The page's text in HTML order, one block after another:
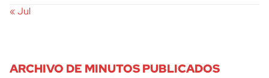
« Jul
ARCHIVO DE MINUTOS PUBLICADOS